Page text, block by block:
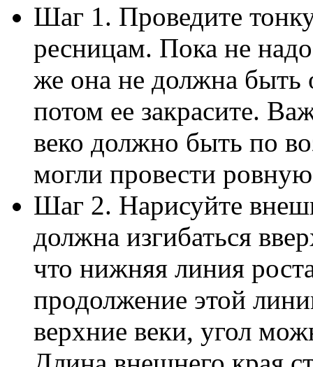
Шаг 1. Проведите
ресницам. Пока не
же она не должна быть
потом ее закрасите.
веко должно быть по
могли провести
Шаг 2. Нарисуйте
должна изгибаться
что нижняя линия
продолжение этой
верхние веки, угол